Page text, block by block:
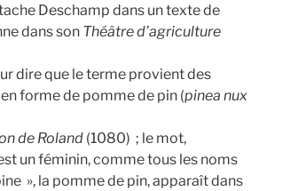
Deschamp dans un texte de
dans son Théâtre d’agriculture
dire que le terme provient des
forme de pomme de pin (pinea nux
de Roland (1080) ; le mot,
un féminin, comme tous les noms
», la pomme de pin, apparaît dans